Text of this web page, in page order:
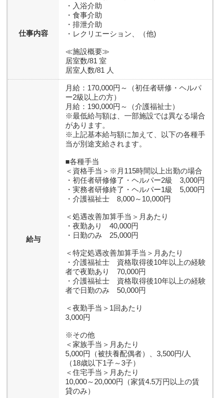
仕事内容
・入浴介助
・食事介助
・排泄介助
・レクリエーション、（他)
≪施設概要≫
居室数/81 室
居室人数/81 人
給与
月給：170,000円～（初任者研修・ヘルパ
ー2級以上の方）
月給：190,000円～（介護福祉士）
※最低給与額は、一部施設では異なる場合
があります。
※上記基本給与額に加えて、以下の各種手
当が別途支給されます。
■各種手当
＜資格手当＞※月115時間以上出勤の場合
・初任者研修修了・ヘルパー2級 3,000円
・実務者研修終了・ヘルパー1級 5,000円
・介護福祉士 8,000～10,000円
＜処遇改善加算手当＞月あたり
・夜勤あり 40,000円
・日勤のみ 25,000円
＜特定処遇改善加算手当＞月あたり
・介護福祉士 資格取得後10年以上の経験
者で夜勤あり 70,000円
・介護福祉士 資格取得後10年以上の経験
者で日勤のみ 50,000円
＜夜勤手当＞1回あたり
3,000円
※その他
＜家族手当＞月あたり
5,000円（被扶養配偶者）、3,500円/人
（18歳以下1子～3子）
＜住宅手当＞月あたり
10,000～20,000円（家賃4.5万円以上の賃
貸のみ）